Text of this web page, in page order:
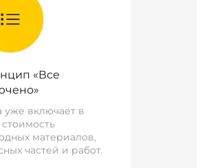
«Все
уже включает в
материалов,
частей и работ.